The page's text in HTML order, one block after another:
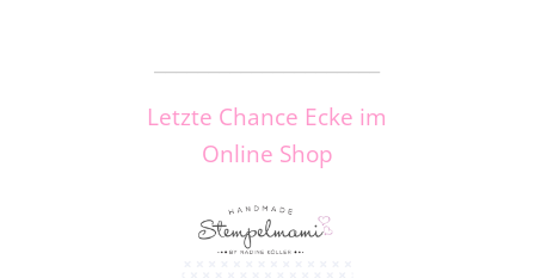
Letzte Chance Ecke im
Online Shop